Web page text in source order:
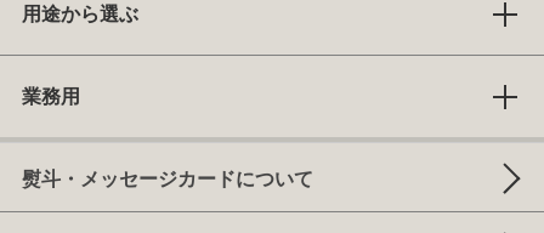
用途から選ぶ
業務用
熨斗・メッセージカードについて